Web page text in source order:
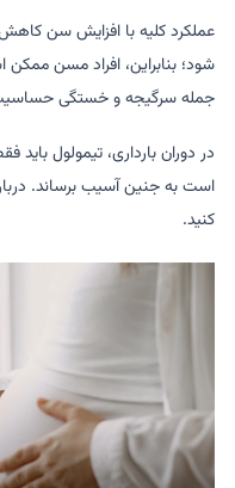
عملکرد کلیه با افزایش سن
شود؛ بنابراین، افراد مسن
جمله سرگیجه و خستگی
در دوران بارداری، تیمولول
است به جنین آسیب برساند.
کنید.